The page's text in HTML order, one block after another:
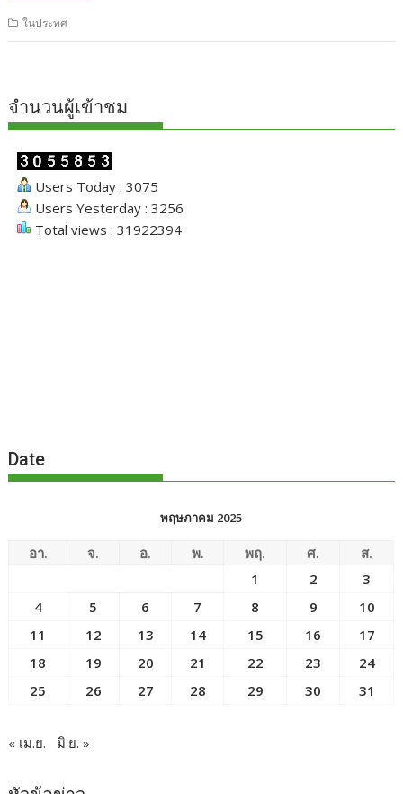
ในประทศ
จำนวนผู้เข้าชม
Users Today : 3075
Users Yesterday : 3256
Total views : 31922394
Date
พฤษภาคม 2025
อา. จ. อ. พ. พฤ. ศ.
ส.
1
2
3
4
5 6 7 8 9
10
11
12 13 14 15 16
17
18
19 20 21 22 23
24
25
26 27 28 29 30 31
« เม.ย. มิ.ย. »